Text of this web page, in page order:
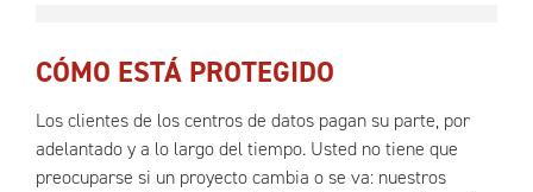
CÓMO ESTÁ PROTEGIDO
Los clientes de los centros de datos pagan su parte, por
adelantado y a lo largo del tiempo. Usted no tiene que
preocuparse si un proyecto cambia o se va: nuestros